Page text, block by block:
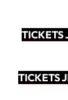
TICKETS
TICKETS